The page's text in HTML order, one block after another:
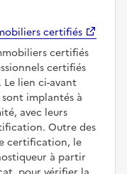
certifiés
certifiés
certifiés
lien ci-avant
implantés à
avec leurs
Outre des
certification, le
à partir